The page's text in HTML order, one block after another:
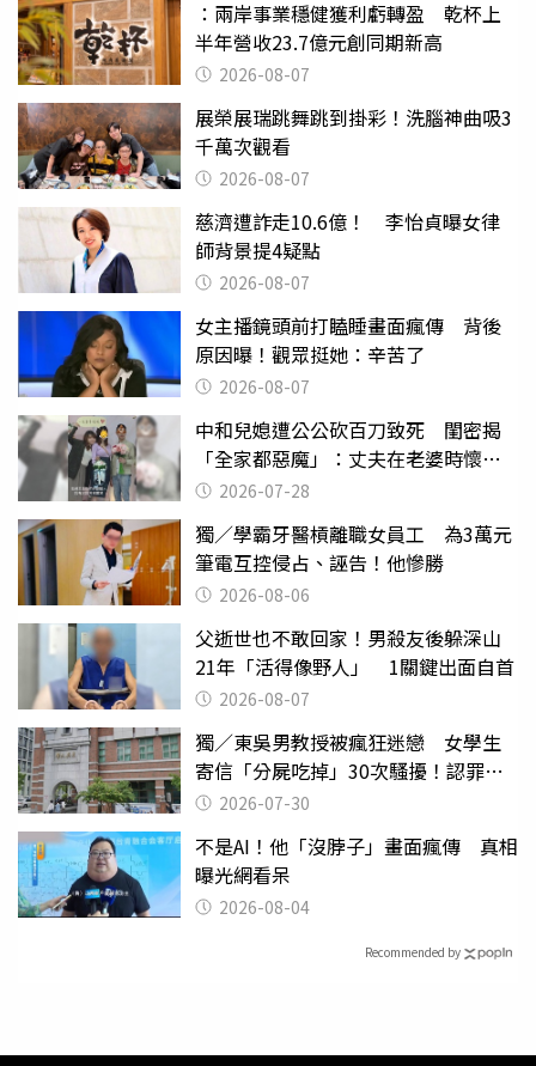
：兩岸事業穩健獲利虧轉盈 乾杯上
半年營收23.7億元創同期新高
2026-08-07
展榮展瑞跳舞跳到掛彩！洗腦神曲吸3
千萬次觀看
2026-08-07
慈濟遭詐走10.6億！ 李怡貞曝女律
師背景提4疑點
2026-08-07
女主播鏡頭前打瞌睡畫面瘋傳 背後
原因曝！觀眾挺她：辛苦了
2026-08-07
中和兒媳遭公公砍百刀致死 閨密揭
「全家都惡魔」：丈夫在老婆時懷孕
摔東西
2026-07-28
獨／學霸牙醫槓離職女員工 為3萬元
筆電互控侵占、誣告！他慘勝
2026-08-06
父逝世也不敢回家！男殺友後躲深山
21年「活得像野人」 1關鍵出面自首
2026-08-07
獨／東吳男教授被瘋狂迷戀 女學生
寄信「分屍吃掉」30次騷擾！認罪免
關 2026-07-30
不是AI！他「沒脖子」畫面瘋傳 真相
曝光網看呆
2026-08-04
Recommended by